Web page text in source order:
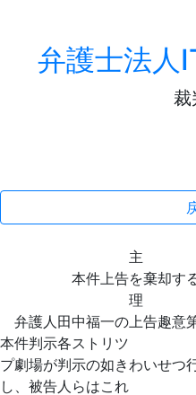
弁護士法人
裁
主
本件上告を棄却する
理
弁護人田中福一の上告趣意
本件判示各ストリツ
プ劇場が判示の如きわいせつ
し、被告人らはこれ